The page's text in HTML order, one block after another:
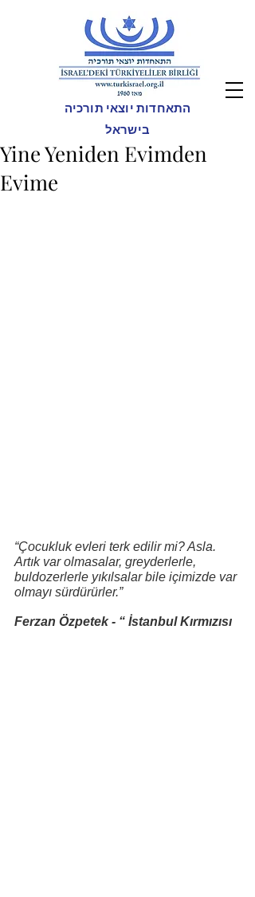
התאחדות יוצאי תורכיה
בישראל
Yine Yeniden Evimden
Evime
“Çocukluk evleri terk edilir mi? Asla.
Artık var olmasalar, greyderlerle,
buldozerlerle yıkılsalar bile içimizde var
olmayı sürdürürler.”
Ferzan Özpetek - “ İstanbul Kırmızısı